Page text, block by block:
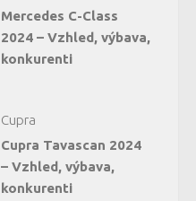
Mercedes C-Class
2024 – Vzhled, výbava,
konkurenti
Cupra
Cupra Tavascan 2024
– Vzhled, výbava,
konkurenti